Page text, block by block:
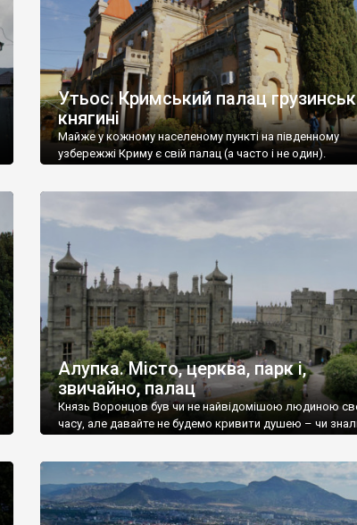
Утьос. Кримський палац
княгині
Майже у кожному населеному пункті на південному
узбережжі Криму є свій палац (а часто і не один).
Алупка. Місто, церква, парк і,
звичайно, палац
Князь Воронцов був чи не найвідомішою людиною
часу, але давайте не будемо кривити душею – чи